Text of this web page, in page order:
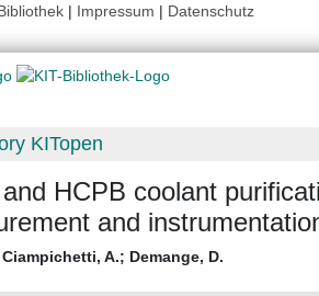
| Impressum | Datenschutz
KITopen
HCPB coolant
and
Ciampichetti, A.; Demange, D.